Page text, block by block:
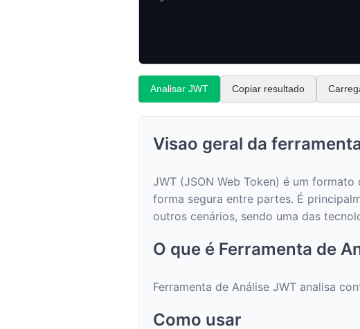
Analisar JWT Copiar resultado
Visao geral da
JWT (JSON Web Token) é um
forma segura entre partes. É
outros cenários, sendo uma das
O que é Ferramenta de
Ferramenta de Análise JWT analisa
Como usar